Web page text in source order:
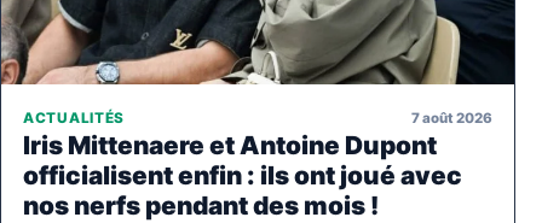
ACTUALITÉS 7 août 2026
Iris Mittenaere et Antoine Dupont
officialisent enfin : ils ont joué avec
nos nerfs pendant des mois !